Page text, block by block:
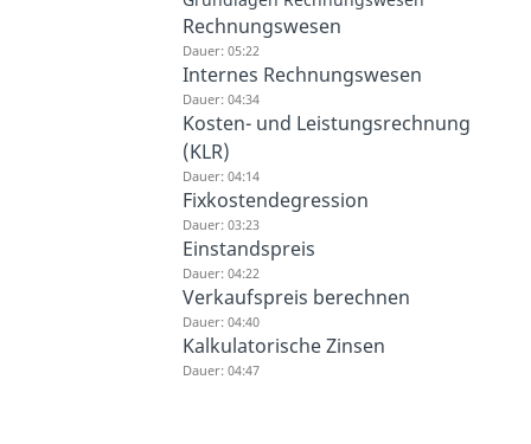
Rechnungswesen
Dauer: 05:22
Internes Rechnungswesen
Dauer: 04:34
Kosten- und Leistungsrechnung
(KLR)
Dauer: 04:14
Fixkostendegression
Dauer: 03:23
Einstandspreis
Dauer: 04:22
Verkaufspreis berechnen
Dauer: 04:40
Kalkulatorische Zinsen
Dauer: 04:47